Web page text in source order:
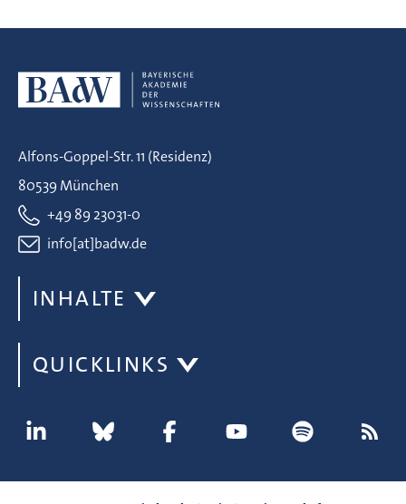
Alfons-Goppel-Str. 11 (Residenz)
80539 München
+49 89 23031-0
info[at]badw.de
INHALTE
QUICKLINKS